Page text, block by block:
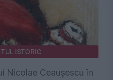
ISTORIC
Nicolae Ceaușescu în